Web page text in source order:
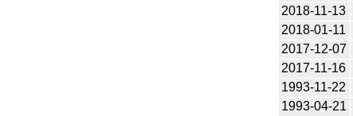
2018-11-13
2018-01-11
2017-12-07
2017-11-16
1993-11-22
1993-04-21